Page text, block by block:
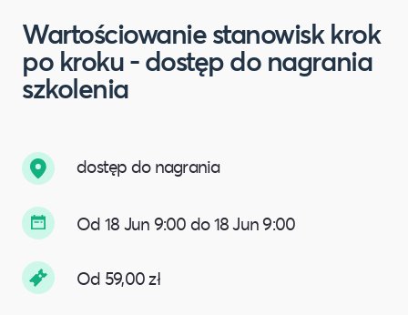
Wartościowanie stanowisk krok
po kroku - dostęp do nagrania
szkolenia
dostęp do nagrania
Od 18 Jun 9:00 do 18 Jun 9:00
Od 59,00 zł